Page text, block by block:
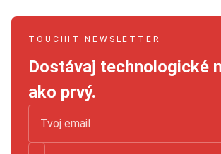
TOUCHIT NEWSLETTER
Dostávaj technologické
ako prvý.